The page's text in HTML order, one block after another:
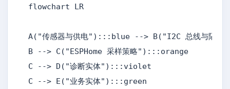
flowchart LR
A("传感器与供电"):::blue --> B("I2C 总线与隔
B --> C("ESPHome 采样策略"):::orange
C --> D("诊断实体"):::violet
C --> E("业务实体"):::green